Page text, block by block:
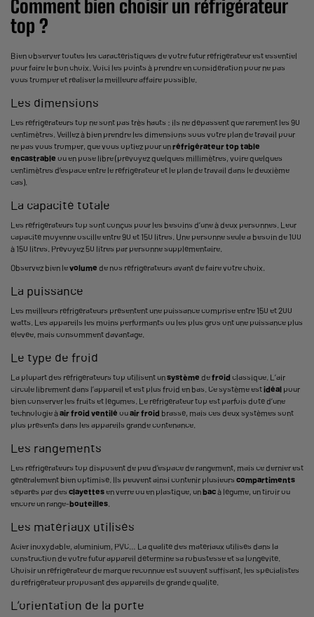
Comment bien choisir un réfrigérateur
top ?
Bien observer toutes les caractéristiques de votre futur réfrigérateur est essentiel
pour faire le bon choix. Voici les points à prendre en considération pour ne pas
vous tromper et réaliser la meilleure affaire possible.
Les dimensions
Les réfrigérateurs top ne sont pas très hauts : ils ne dépassent que rarement les 90
centimètres. Veillez à bien prendre les dimensions sous votre plan de travail pour
ne pas vous tromper, que vous optiez pour unréfrigérateur top table
encastrable ou en pose libre (prévoyez quelques millimètres, voire quelques
centimètres d’espace entre le réfrigérateur et le plan de travail dans le deuxième
cas).
La capacité totale
Les réfrigérateurs top sont conçus pour les besoins d’une à deux personnes. Leur
capacité moyenne oscille entre 90 et 150 litres. Une personne seule a besoin de 100
à 150 litres. Prévoyez 50 litres par personne supplémentaire.
Observez bien levolume de nos réfrigérateurs avant de faire votre choix.
La puissance
Les meilleurs réfrigérateurs présentent une puissance comprise entre 150 et 200
watts. Les appareils les moins performants ou les plus gros ont une puissance plus
élevée, mais consomment davantage.
Le type de froid
La plupart des réfrigérateurs top utilisent unsystème defroid classique. L’air
circule librement dans l’appareil et est plus froid en bas. Ce système estidéal pour
bien conserver les fruits et légumes. Le réfrigérateur top est parfois doté d’une
technologie àair froid ventilé ouair froid brassé, mais ces deux systèmes sont
plus présents dans les appareils grande contenance.
Les rangements
Les réfrigérateurs top disposent de peu d’espace de rangement, mais ce dernier est
généralement bien optimisé. Ils peuvent ainsi contenir plusieurs compartiments
séparés par des clayettesen verre ou en plastique, unbacà légume, un tiroir ou
encore un range-bouteilles
Les matériaux utilisés
Acier inoxydable, aluminium, PVC… La qualité des matériaux utilisés dans la
construction de votre futur appareil détermine sa robustesse et sa longévité.
Choisir un réfrigérateur de marque reconnue est souvent suffisant, les spécialistes
du réfrigérateur proposant des appareils de grande qualité.
L’orientation de la porte